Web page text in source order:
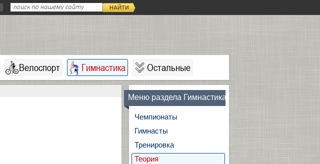
НАЙТИ
Велоспорт Гимнастика Остальные
Меню раздела Гимнастика
Чемпионаты
Гимнасты
Тренировка
Теория